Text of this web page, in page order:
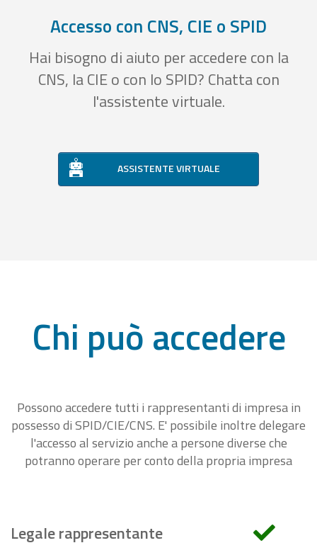
Accesso con CNS, CIE o SPID
Hai bisogno di aiuto per accedere con la
CNS, la CIE o con lo SPID? Chatta con
l'assistente virtuale.
ASSISTENTE VIRTUALE
Chi può accedere
Possono accedere tutti i rappresentanti di impresa in
possesso di SPID/CIE/CNS. E' possibile inoltre delegare
l'accesso al servizio anche a persone diverse che
potranno operare per conto della propria impresa
Legale rappresentante